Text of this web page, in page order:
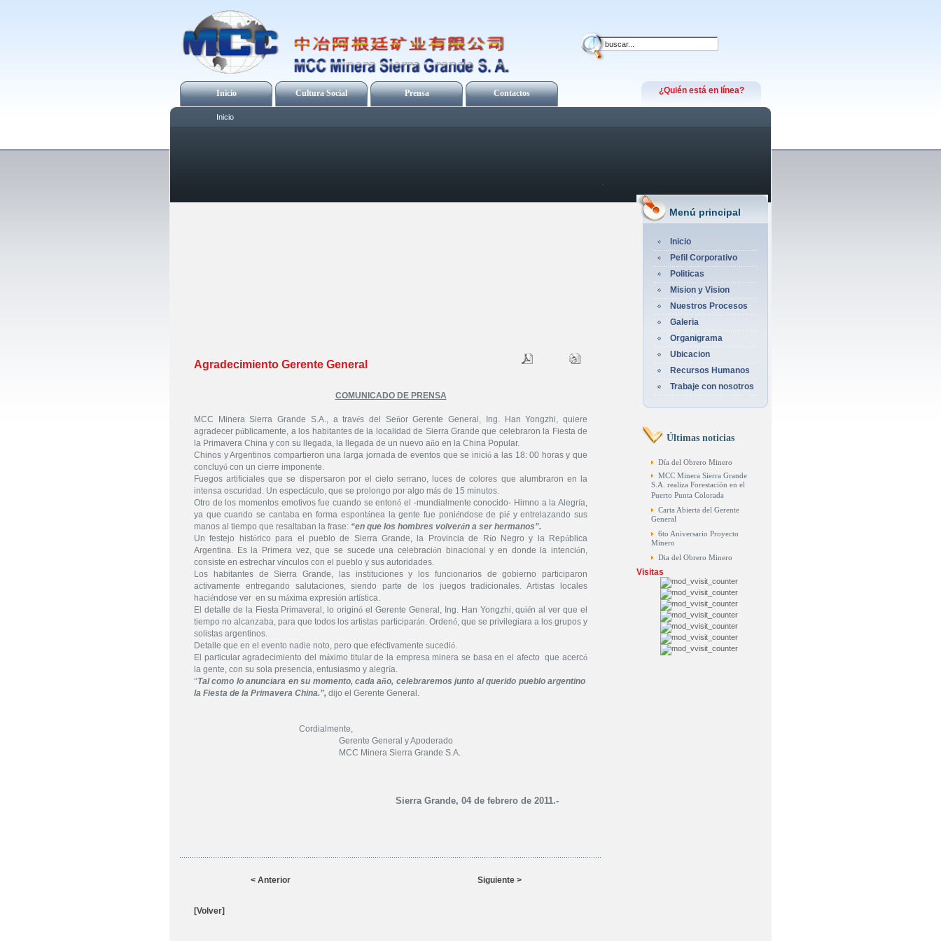
Inicio Cultura Social Prensa Contactos ¿Quién está en línea?
Inicio
Agradecimiento Gerente General
COMUNICADO DE PRENSA
MCC Minera Sierra Grande S.A., a través del Señor Gerente General, Ing. Han Yongzhi, quiere
agradecer públicamente, a los habitantes de la localidad de Sierra Grande que celebraron la Fiesta de
la Primavera China y con su llegada, la llegada de un nuevo año en la China Popular.
Chinos y Argentinos compartieron una larga jornada de eventos que se inicióa las 18: 00 horas y que
concluyó con un cierre imponente.
Fuegos artificiales que se dispersaron por el cielo serrano, luces de colores que alumbraron en la
intensa oscuridad. Un espectáculo, que se prolongo por algo más de 15 minutos.
Otro de los momentos emotivos fue cuando se entonó el -mundialmente conocido- Himno a la Alegría,
ya que cuando se cantaba en forma espontánea la gente fue poniéndose de piéy entrelazando sus
manos al tiempo que resaltaban la frase: “en que los hombres volverán a ser hermanos”.
Un festejo histórico para el pueblo de Sierra Grande, la Provincia de Río Negro y la República
Argentina. Es la Primera vez, que se sucede una celebración binacional y en donde la intención,
consiste en estrechar vínculos con el pueblo y sus autoridades.
Los habitantes de Sierra Grande, las instituciones y los funcionarios de gobierno participaron
activamente entregando salutaciones, siendo parte de los juegos tradicionales. Artistas locales
haciéndose ver en su máxima expresión artística.
El detalle de la Fiesta Primaveral, lo originó el Gerente General, Ing. Han Yongzhi, quién al ver que el
tiempo no alcanzaba, para que todos los artistas participarán. Ordenó, que se privilegiara a los grupos y
solistas argentinos.
Detalle que en el evento nadie noto, pero que efectivamente sucedió.
El particular agradecimiento del máximo titular de la empresa minera se basa en el afecto que acercó
la gente, con su sola presencia, entusiasmo y alegría.
“Tal como lo anunciara en su momento, cada año, celebraremos junto al querido pueblo argentino
la Fiesta de la Primavera China.”, dijo el Gerente General.
Cordialmente,
Gerente General y Apoderado
MCC Minera Sierra Grande S.A.
Sierra Grande, 04 de febrero de 2011.-
< Anterior Siguiente >
[Volver]
Menú principal
Inicio
Pefil Corporativo
Politicas
Mision y Vision
Nuestros Procesos
Galeria
Organigrama
Ubicacion
Recursos Humanos
Trabaje con nosotros
Últimas noticias
Día del Obrero Minero
MCC Minera Sierra Grande
S.A. realiza Forestación en el
Puerto Punta Colorada
Carta Abierta del Gerente
General
6to Aniversario Proyecto
Minero
Dia del Obrero Minero
Visitas